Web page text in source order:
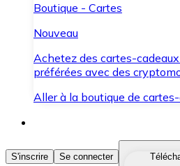
Boutique - Cartes
Nouveau
Achetez des cartes-
préférées avec des
Aller à la boutique de
Acheter des
S'inscrire Se connecter